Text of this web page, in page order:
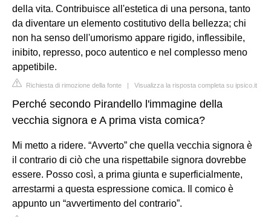
della vita. Contribuisce all'estetica di una persona, tanto
da diventare un elemento costitutivo della bellezza; chi
non ha senso dell'umorismo appare rigido, inflessibile,
inibito, represso, poco autentico e nel complesso meno
appetibile.
Richiesta di rimozione della fonte | Visualizza la risposta completa su ipsico.it
Perché secondo Pirandello l'immagine della
vecchia signora e A prima vista comica?
Mi metto a ridere. “Avverto” che quella vecchia signora è
il contrario di ciò che una rispettabile signora dovrebbe
essere. Posso così, a prima giunta e superficialmente,
arrestarmi a questa espressione comica. Il comico è
appunto un “avvertimento del contrario”.